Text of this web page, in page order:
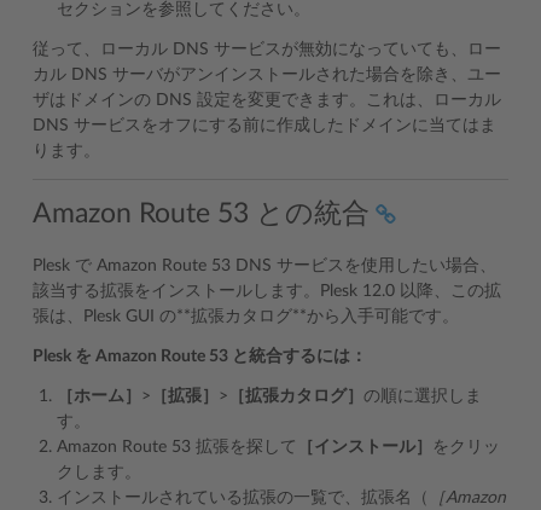
セクションを参照してください。
従って、ローカル DNS サービスが無効になっていても、ロー
カル DNS サーバがアンインストールされた場合を除き、ユー
ザはドメインの DNS 設定を変更できます。これは、ローカル
DNS サービスをオフにする前に作成したドメインに当てはま
ります。
Amazon Route 53 との統合
Plesk で Amazon Route 53 DNS サービスを使用したい場合、
該当する拡張をインストールします。Plesk 12.0 以降、この拡
張は、Plesk GUI の**拡張カタログ**から入手可能です。
Plesk を Amazon Route 53 と統合するには：
［ホーム］ > ［拡張］ > ［拡張カタログ］ の順に選択しま
す。
Amazon Route 53 拡張を探して
［インストール］
をクリッ
クします。
インストールされている拡張の一覧で、拡張名（
［Amazon